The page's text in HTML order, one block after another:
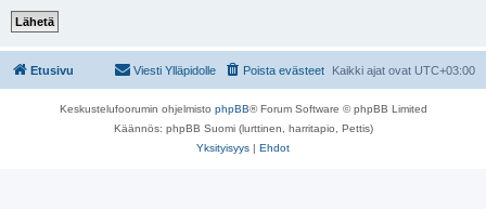
Etusivu Kaikki ajat ovat UTC+03:00
Poista evästeet
Viesti Ylläpidolle
Keskustelufoorumin ohjelmisto phpBB® Forum Software © phpBB Limited
Käännös: phpBB Suomi (lurttinen, harritapio, Pettis)
Yksityisyys | Ehdot